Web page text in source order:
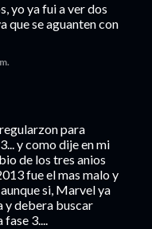
yo ya fui a ver dos
que se aguanten con
para
y como dije en mi
de los tres anios
fue el mas malo y
si, Marvel ya
y debera buscar
3....